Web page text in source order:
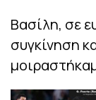
Βασίλη, σε
συγκίνηση